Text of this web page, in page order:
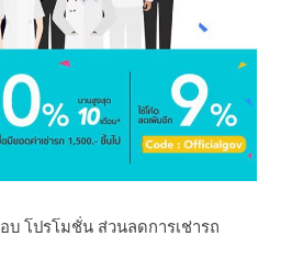
โปรโมชั่น ส่วนลดการเช่ารถ